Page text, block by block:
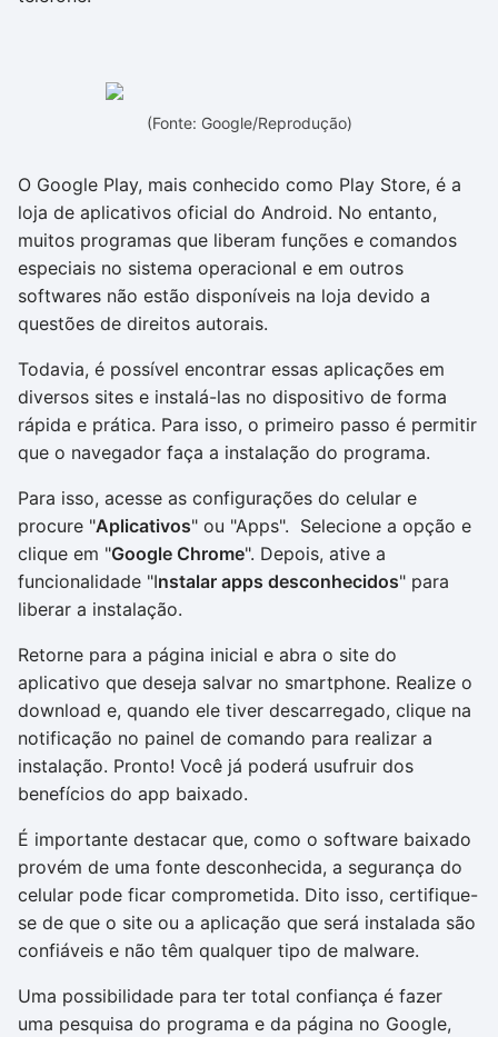
(Fonte: Google/Reprodução)
O Google Play, mais conhecido como Play Store, é a
loja de aplicativos oficial do Android. No entanto,
muitos programas que liberam funções e comandos
especiais no sistema operacional e em outros
softwares não estão disponíveis na loja devido a
questões de direitos autorais.
Todavia, é possível encontrar essas aplicações em
diversos sites e instalá-las no dispositivo de forma
rápida e prática. Para isso, o primeiro passo é permitir
que o navegador faça a instalação do programa.
Para isso, acesse as configurações do celular e
procure "Aplicativos" ou "Apps". Selecione a opção e
clique em "Google Chrome". Depois, ative a
funcionalidade "Instalar apps desconhecidos" para
liberar a instalação.
Retorne para a página inicial e abra o site do
aplicativo que deseja salvar no smartphone. Realize o
download e, quando ele tiver descarregado, clique na
notificação no painel de comando para realizar a
instalação. Pronto! Você já poderá usufruir dos
benefícios do app baixado.
É importante destacar que, como o software baixado
provém de uma fonte desconhecida, a segurança do
celular pode ficar comprometida. Dito isso, certifique-
se de que o site ou a aplicação que será instalada são
confiáveis e não têm qualquer tipo de malware.
Uma possibilidade para ter total confiança é fazer
uma pesquisa do programa e da página no Google,